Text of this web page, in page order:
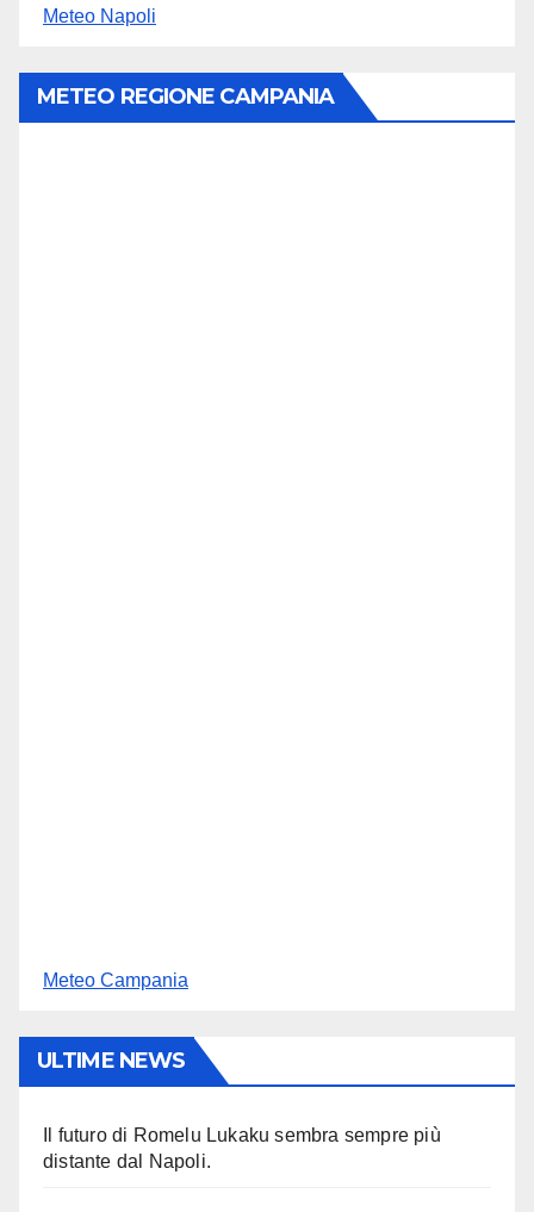
Meteo Napoli
METEO REGIONE CAMPANIA
Meteo Campania
ULTIME NEWS
Il futuro di Romelu Lukaku sembra sempre più
distante dal Napoli.